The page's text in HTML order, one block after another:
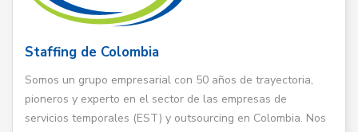
Staffing de Colombia
Somos un grupo empresarial con 50 años de trayectoria,
pioneros y experto en el sector de las empresas de
servicios temporales (EST) y outsourcing en Colombia. Nos